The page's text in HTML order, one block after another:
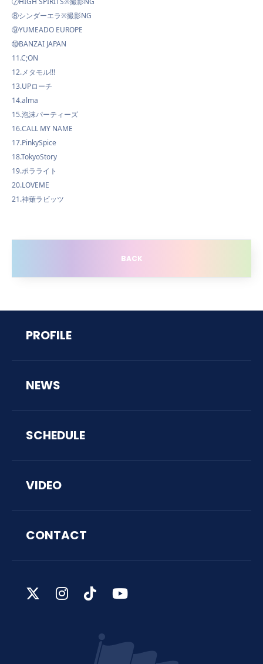
⑧シンダーエラ※撮影NG
⑨YUMEADO EUROPE
⑩BANZAI JAPAN
11.C;ON
12.メタモル!!!
13.UPローチ
14.alma
15.泡沫パーティーズ
16.CALL MY NAME
17.PinkySpice
18.TokyoStory
19.ポラライト
20.LOVEME
21.神薙ラビッツ
BACK
PROFILE
NEWS
SCHEDULE
VIDEO
CONTACT